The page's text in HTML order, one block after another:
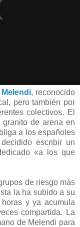
, reconocido
pero también por
colectivos. El
de arena en
a los españoles
escribir un
«a los que
de riesgo más
la ha subido a su
y ya acumula
compartida. La
de Melendi para